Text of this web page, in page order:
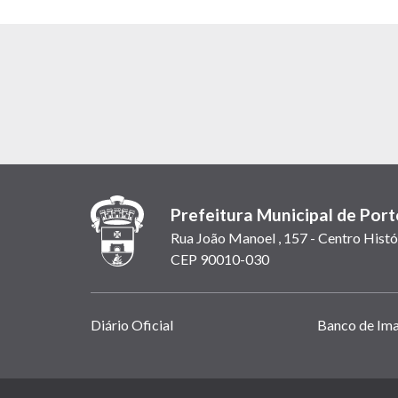
Prefeitura Municipal de
Rua João Manoel , 157 - Centro
CEP 90010-030
Links
Diário Oficial Banco de